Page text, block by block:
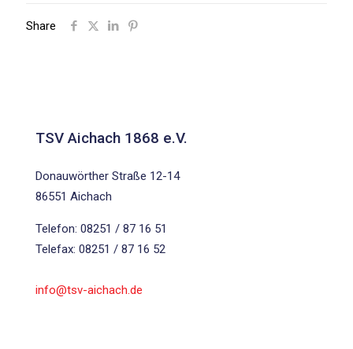
Share
TSV Aichach 1868 e.V.
Donauwörther Straße 12-14
86551 Aichach
Telefon: 08251 / 87 16 51
Telefax: 08251 / 87 16 52
info@tsv-aichach.de